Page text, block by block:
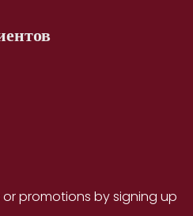
promotions by signing up